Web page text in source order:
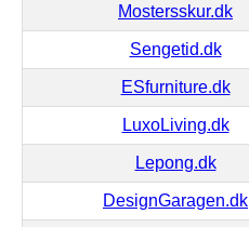
Mostersskur.dk
Sengetid.dk
ESfurniture.dk
LuxoLiving.dk
Lepong.dk
DesignGaragen.dk